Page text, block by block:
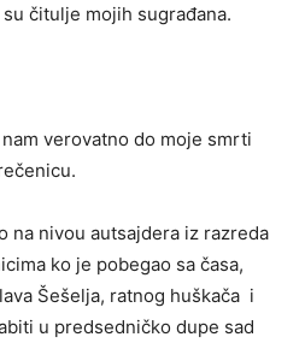
čitulje mojih sugrađana.
verovatno do moje smrti
na nivou autsajdera iz razreda
ko je pobegao sa časa,
Šešelja, ratnog huškača i
u predsedničko dupe sad